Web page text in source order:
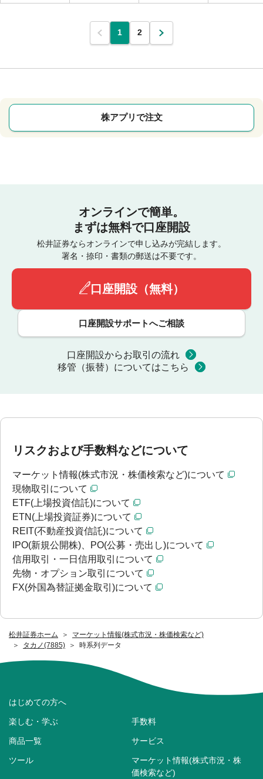
松井証券ホーム
マーケット情報(株式市況・株価検索など)
タカノ(7885)
時系列データ
1 2
株アプリで注文
オンラインで簡単。
まずは無料で口座開設
松井証券ならオンラインで申し込みが完結します。
署名・捺印・書類の郵送は不要です。
口座開設（無料）
口座開設サポートへご相談
口座開設からお取引の流れ
移管（振替）についてはこちら
リスクおよび手数料などについて
マーケット情報(株式市況・株価検索など)について
現物取引について
ETF(上場投資信託)について
ETN(上場投資証券)について
REIT(不動産投資信託)について
IPO(新規公開株)、PO(公募・売出し)について
信用取引・一日信用取引について
先物・オプション取引について
FX(外国為替証拠金取引)について
はじめての方へ
楽しむ・学ぶ 手数料
商品一覧 サービス
ツール
マーケット情報(株式市況・株
価検索など)